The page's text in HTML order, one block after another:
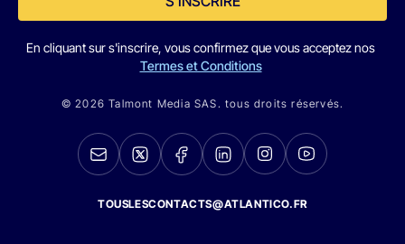
En cliquant sur s'inscrire, vous confirmez que vous acceptez nos
Termes et Conditions
© 2026 Talmont Media SAS. tous droits réservés.
TOUSLESCONTACTS@ATLANTICO.FR